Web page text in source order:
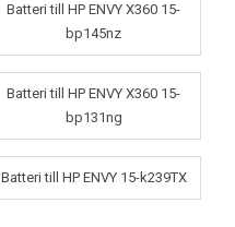
Batteri till HP ENVY X360 15-
bp145nz
Batteri till HP ENVY X360 15-
bp131ng
Batteri till HP ENVY 15-k239TX